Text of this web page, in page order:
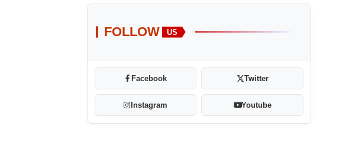
FOLLOW US
Facebook Twitter
Instagram Youtube